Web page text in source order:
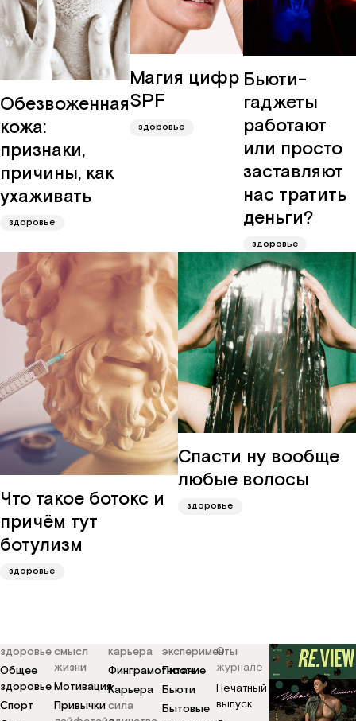
о
мире
карьера
Обезвоженная
кожа:
признаки,
причины, как
ухаживать
здоровье
Магия цифр
SPF
здоровье
Бьюти-
гаджеты
работают
или просто
заставляют
нас тратить
деньги?
здоровье
Что такое ботокс и
причём тут
ботулизм
здоровье
Спасти ну вообще
любые волосы
здоровье
здоровье
Общее
здоровье
Спорт
смысл
жизни
Мотивация
Привычки
карьера
Финграмотность
Карьера
сила
эксперименты
Питание
Бьюти
Бытовые
О
журнале
Печатный
выпуск